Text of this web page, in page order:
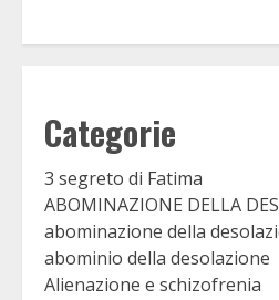
Categorie
3 segreto di Fatima
ABOMINAZIONE DELLA
abominazione della
abominio della desolazione
Alienazione e schizofrenia